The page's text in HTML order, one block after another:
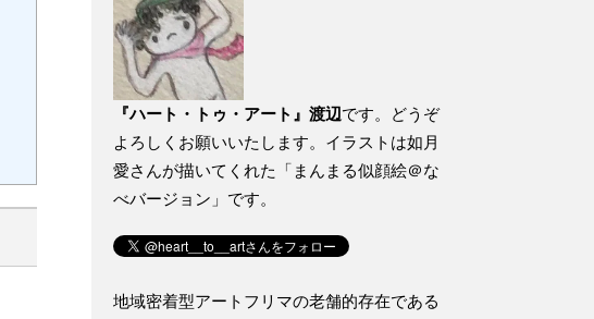
『ハート・トゥ・アート』渡辺です。どうぞ
よろしくお願いいたします。イラストは如月
愛さんが描いてくれた「まんまる似顔絵＠な
べバージョン」です。
地域密着型アートフリマの老舗的存在である